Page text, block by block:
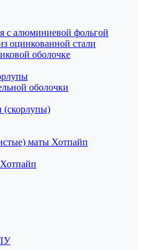
алюминиевой фольгой
оцинкованной стали
оболочке
оболочки
(скорлупы)
маты Хотпайп